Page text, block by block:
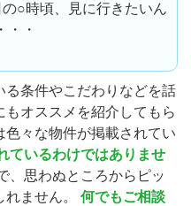
○時頃、見に行きたいん
・・
る条件やこだわりなどを話
もオススメを紹介してもら
々な物件が掲載されてい
ているわけではありませ
、思わぬところからピッ
ません。 何でもご相談